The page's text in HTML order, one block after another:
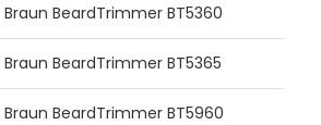
Braun BeardTrimmer BT5360
Braun BeardTrimmer BT5365
Braun BeardTrimmer BT5960